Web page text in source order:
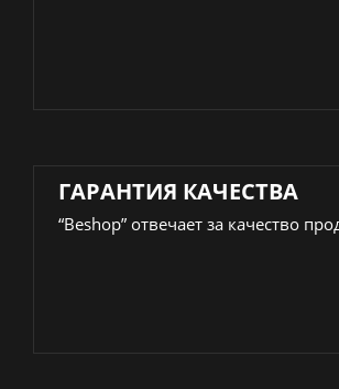
ГАРАНТИЯ КАЧЕСТВА
“Beshop” отвечает за качество